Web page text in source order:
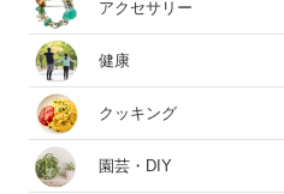
アクセサリー
健康
クッキング
園芸・DIY